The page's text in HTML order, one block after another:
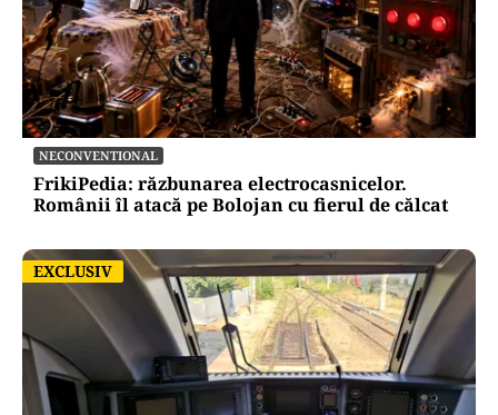
Atacurile cibernetice expun
vulnerabilitățile statului român: ANP
repetă scenariul e‑Terra. Ce ascund
comunicările oficiale și cine răspunde
pentru mentenanța IT a instituțiilor
publice
Alte Articole Importante